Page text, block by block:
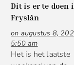
Dit is er te doen
Fryslân
on augustus 8,
5:50 am
Het is het laatste